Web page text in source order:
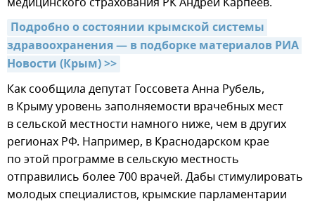
Подробно о состоянии крымской системы
здравоохранения — в подборке материалов РИА
Новости (Крым) >>
Как сообщила депутат Госсовета Анна Рубель,
в Крыму уровень заполняемости врачебных мест
в сельской местности намного ниже, чем в других
регионах РФ. Например, в Краснодарском крае
по этой программе в сельскую местность
отправились более 700 врачей. Дабы стимулировать
молодых специалистов, крымские парламентарии